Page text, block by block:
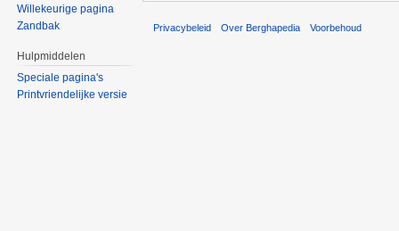
Willekeurige pagina
Zandbak
Hulpmiddelen
Speciale pagina's
Printvriendelijke versie
Privacybeleid Over Berghapedia Voorbehoud